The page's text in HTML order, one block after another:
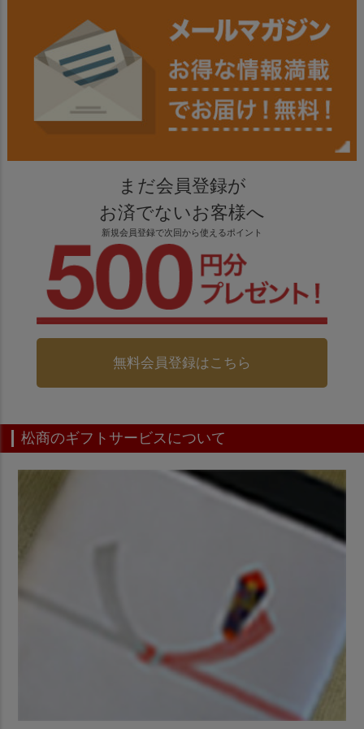
まだ会員登録が
お済でないお客様へ
新規会員登録で次回から使えるポイント
無料会員登録はこちら
松商のギフトサービスについて